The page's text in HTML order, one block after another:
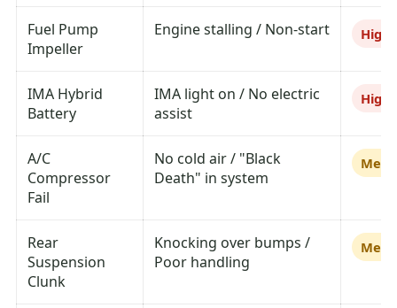
Fuel Pump
Impeller
Engine stalling / Non-start High
IMA Hybrid
Battery
IMA light on / No electric
assist
High
A/C
Compressor
Fail
No cold air / "Black
Death" in system
Rear
Suspension
Clunk
Knocking over bumps /
Poor handling